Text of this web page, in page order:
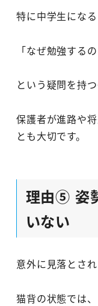
特に中学生になる
「なぜ勉強するの
という疑問を持つ
保護者が進路や
とも大切です。
理由⑤ 姿
いない
意外に見落とされ
猫背の状態では、